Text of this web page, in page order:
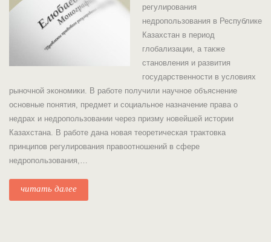
регулирования
недропользования в Республике
Казахстан в период
глобализации, а также
становления и развития
государственности в условиях
рыночной экономики. В работе получили научное объяснение
основные понятия, предмет и социальное назначение права о
недрах и недропользовании через призму новейшей истории
Казахстана. В работе дана новая теоретическая трактовка
принципов регулирования правоотношений в сфере
недропользования,…
читать далее